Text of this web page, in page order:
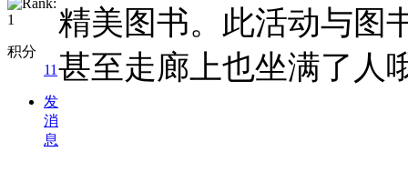
积分
11
发
消
息
精美图书。此活动与图
甚至走廊上也坐满了人